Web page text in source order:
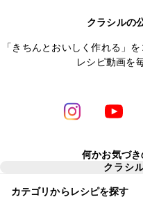
クラシルの
「きちんとおいしく作れる」
レシピ動画を
何かお気づ
クラシ
カテゴリからレシピを探す